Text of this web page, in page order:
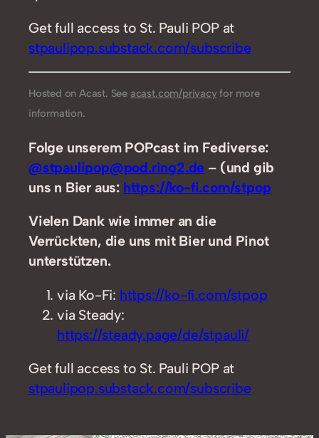
Get full access to St. Pauli POP at
stpaulipop.substack.com/subscribe
Hosted on Acast. See acast.com/privacy for more
information.
Folge unserem POPcast im Fediverse:
@stpaulipop@pod.ring2.de – (und gib
uns n Bier aus: https://ko-fi.com/stpop
Vielen Dank wie immer an die
Verrückten, die uns mit Bier und Pinot
unterstützen.
via Ko-Fi: https://ko-fi.com/stpop
via Steady:
https://steady.page/de/stpauli/
Get full access to St. Pauli POP at
stpaulipop.substack.com/subscribe